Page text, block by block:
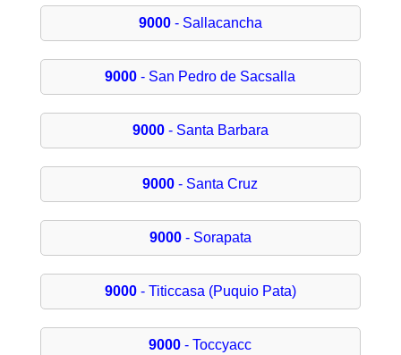
9000- Sallacancha
9000 - San Pedro de Sacsalla
9000- Santa Barbara
9000 - Santa Cruz
9000- Sorapata
9000- Titiccasa (Puquio Pata)
9000 - Toccyacc